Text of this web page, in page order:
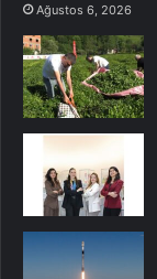
Ağustos 6, 2026